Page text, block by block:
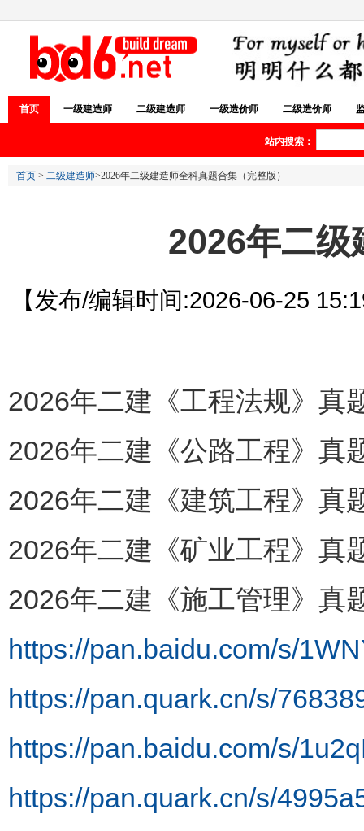
首页 一级建造师 二级建造师 一级造价师 二级造价师
站内搜索：
首页 > 二级建造师>2026年二级建造师全科真题合集（完整版）
2026年二级
【发布/编辑时间:2026-06-25
2026年二建《工程法规》真
2026年二建《公路工程》真
2026年二建《建筑工程》真
2026年二建《矿业工程》真
2026年二建《施工管理》真
https://pan.baidu.com/s/
https://pan.quark.cn/s/
https://pan.baidu.com/s/
https://pan.quark.cn/s/